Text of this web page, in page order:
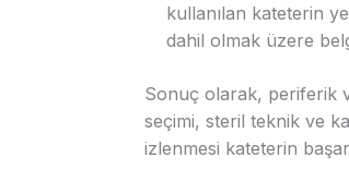
kullanılan kateterin
dahil olmak üzere
Sonuç olarak, periferik
seçimi, steril teknik ve
izlenmesi kateterin